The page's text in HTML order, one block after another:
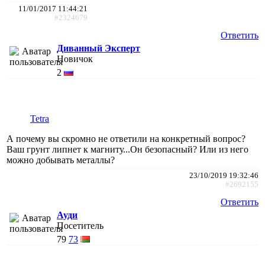
11/01/2017 11:44:21
#2324679
Ответить
Диванный Эксперт
Новичок
2
Tetra
А почему вы скромно не ответили на конкретный вопрос?
Ваш грунт липнет к магниту...Он безопасный? Или из него
можно добывать металлы?
23/10/2019 19:32:46
#2692155
Ответить
Ауди
Посетитель
79 73